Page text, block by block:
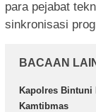
para pejabat
sinkronisasi
BACAAN
Kapolres Bintuni
Kamtibmas